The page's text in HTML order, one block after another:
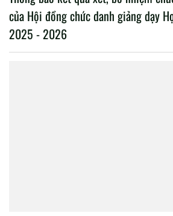
của Hội đồng chức danh giảng dạy
2025 - 2026